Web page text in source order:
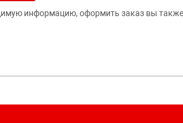
информацию, оформить заказ вы